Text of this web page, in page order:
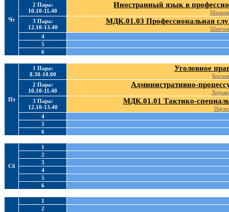
Чт
2 Пара:
10.10-11.40
Иностранный язык в
3 Пара:
12.10-13.40
МДК.01.03 Профессиональная
4
5
6
Пт
1 Пара:
8.30-10.00
Уголовное
2 Пара:
10.10-11.40
Административно-
3 Пара:
12.10-13.40
МДК.01.01 Тактико-
4
5
6
Сб
1
2
3
4
5
6
1
2